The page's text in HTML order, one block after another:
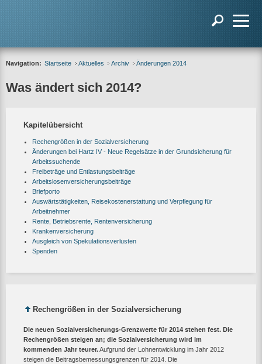
Navigation: Startseite Aktuelles Archiv Änderungen 2014
Was ändert sich 2014?
Kapitelübersicht
Rechengrößen in der Sozialversicherung
Änderungen bei Hartz IV - Neue Regelsätze in der Grundsicherung für
Arbeitssuchende
Freibeträge und Entlastungsbeiträge
Arbeitslosenversicherungsbeiträge
Briefporto
Auswärtstätigkeiten, Reisekostenerstattung und Verpflegung für
Arbeitnehmer
Rente, Betriebsrente, Rentenversicherung
Krankenversicherung
Ausgleich von Spekulationsverlusten
Spenden
Rechengrößen in der Sozialversicherung
Die neuen Sozialversicherungs-Grenzwerte für 2014 stehen fest. Die
Rechengrößen steigen an; die Sozialversicherung wird im
kommenden Jahr teurer.Aufgrund der Lohnentwicklung im Jahr 2012
steigen die Beitragsbemessungsgrenzen für 2014. Die